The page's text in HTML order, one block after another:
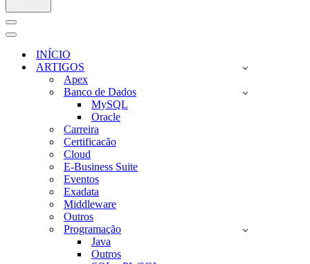
Menu
de
navegação
Menu
navegaçãoINÍCIO
ARTIGOS
Apex
Banco de Dados
MySQL
Oracle
Carreira
Certificacão
Cloud
E-Business Suite
Eventos
Exadata
Middleware
Outros
Programação
Java
Outros